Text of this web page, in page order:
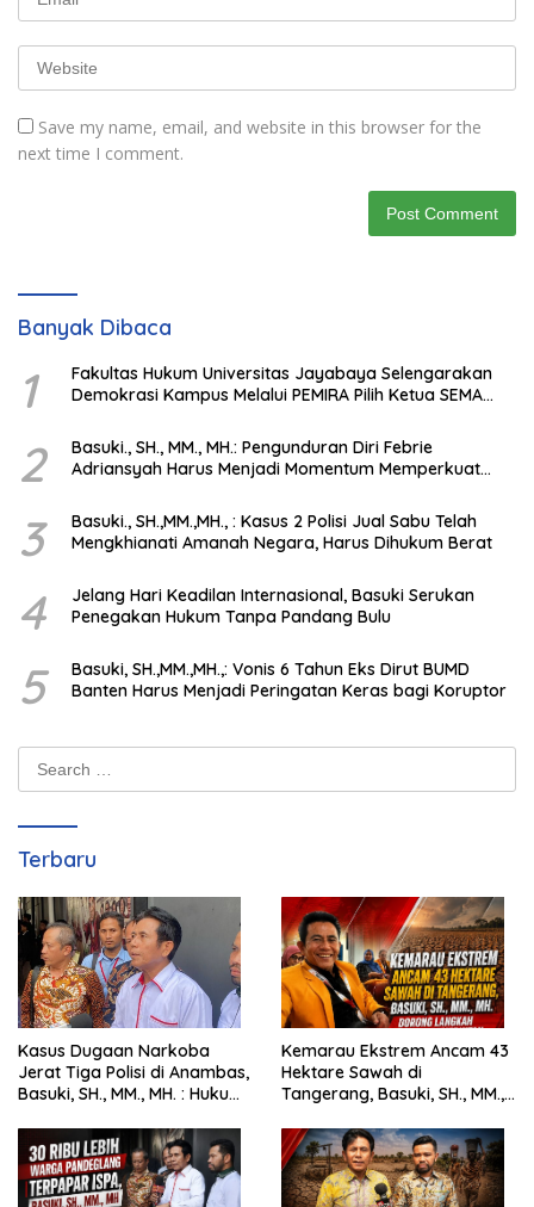
Save my name, email, and website in this browser for the
next time I comment.
Banyak Dibaca
1
Fakultas Hukum Universitas Jayabaya Selengarakan
Demokrasi Kampus Melalui PEMIRA Pilih Ketua SEMA
2
Basuki., SH., MM., MH.: Pengunduran Diri Febrie
Adriansyah Harus Menjadi Momentum Memperkuat
3
Basuki., SH.,MM.,MH., : Kasus 2 Polisi Jual Sabu Telah
Mengkhianati Amanah Negara, Harus Dihukum Berat
4
Jelang Hari Keadilan Internasional, Basuki Serukan
Penegakan Hukum Tanpa Pandang Bulu
5
Basuki, SH.,MM.,MH.,: Vonis 6 Tahun Eks Dirut BUMD
Banten Harus Menjadi Peringatan Keras bagi Koruptor
Terbaru
Kasus Dugaan Narkoba
Jerat Tiga Polisi di Anambas,
Basuki, SH., MM., MH. : Hukum
Kemarau Ekstrem Ancam 43
Hektare Sawah di
Tangerang, Basuki, SH., MM.,
Pemerintah